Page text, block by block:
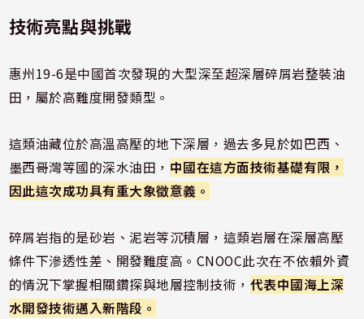
技術亮點與挑戰
惠州19-6是中國首次發現的大型深至超深層碎屑岩整裝油
田，屬於高難度開發類型。
這類油藏位於高溫高壓的地下深層，過去多見於如巴西、
墨西哥灣等國的深水油田， 中國在這方面技術基礎有限，
因此這次成功具有重大象徵意義。
碎屑岩指的是砂岩、泥岩等沉積層，這類岩層在深層高壓
條件下滲透性差、開發難度高。CNOOC此次在不依賴外資
的情況下掌握相關鑽探與地層控制技術， 代表中國海上深
水開發技術邁入新階段。